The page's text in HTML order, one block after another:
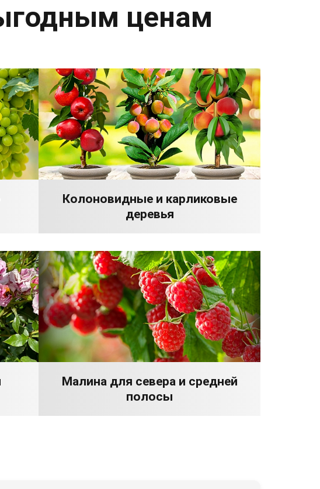
ценам
Колоновидные и карликовые
деревья
Малина для севера и средней
полосы